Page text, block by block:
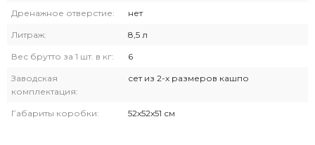
Дренажное отверстие: нет
Литраж: 8,5 л
Вес брутто за 1 шт. в кг: 6
Заводская
комплектация:
сет из 2-х размеров кашпо
Габариты коробки: 52х52х51 см